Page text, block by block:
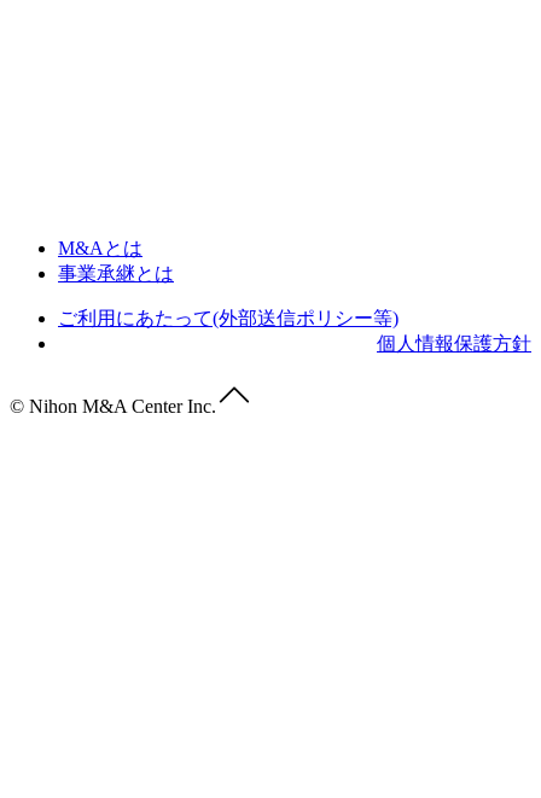
M&Aとは
事業承継とは
ご利用にあたって(外部送信ポリシー等)
個人情報保護方針
© Nihon M&A Center Inc.